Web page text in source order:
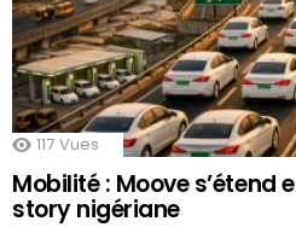
117 Vues
Mobilité : Moove s’étend
story nigériane